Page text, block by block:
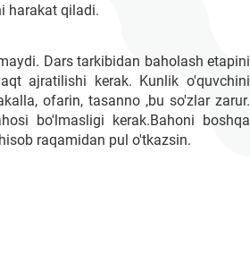
harakat qiladi.
Dars tarkibidan baholash etapini
ajratilishi kerak. Kunlik o'quvchini
ofarin, tasanno ,bu so'zlar zarur.
bo'lmasligi kerak.Bahoni boshqa
raqamidan pul o'tkazsin.